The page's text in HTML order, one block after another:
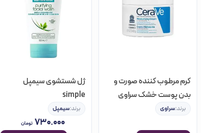
است. فرقی نمی‌کند کدام محصول را انتخاب می‌کنید; با جست و
با کالاهای مشابه، می‌توانید تجربه یک خرید عالی و به
دهید و در نهایت از خرید خود مطمئن باشید.
کرم مرطوب کننده صورت و
بدن پوست خشک سراوی
برند:سراوی
ژل شستشوی سیمپل
simple
برند:سیمپل
۷۳۰.۰۰۰ تومان